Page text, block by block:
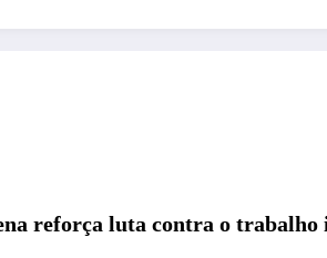
reforça luta contra o